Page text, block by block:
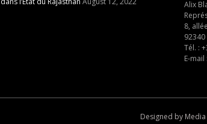
Alix
8,
92340
Tél. :
E-mail :
Designed by